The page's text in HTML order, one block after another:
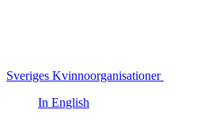
Sveriges Kvinnoorganisationer
In English